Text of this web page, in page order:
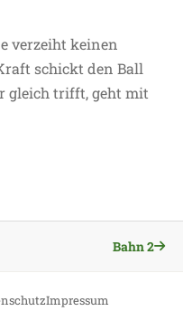
verzeiht keinen
schickt den Ball
gleich trifft, geht mit
Bahn 2
Impressum